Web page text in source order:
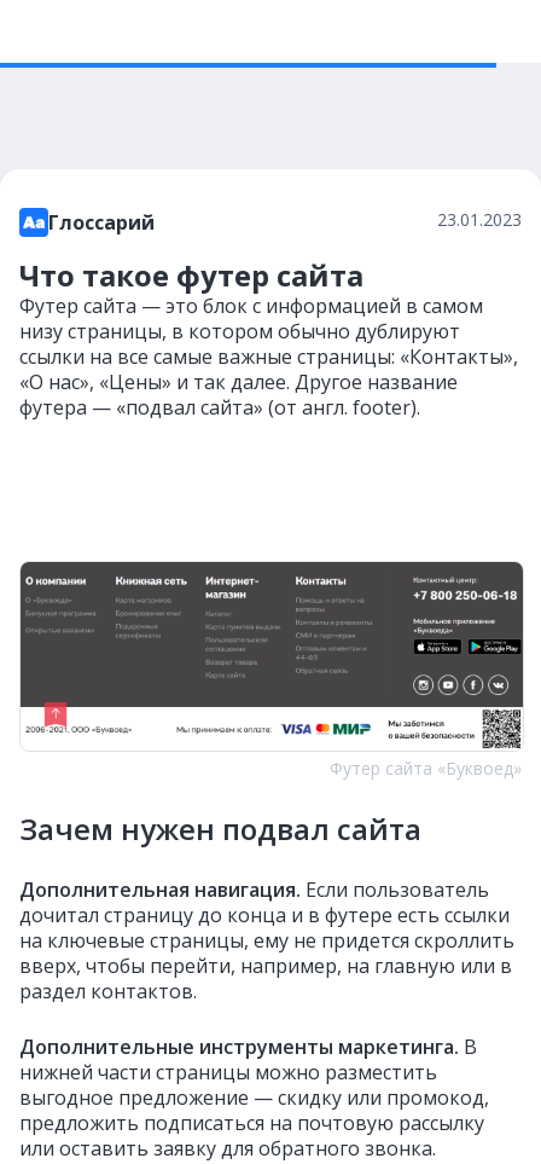
Глоссарий 23.01.2023
Что такое футер сайта
Футер сайта — это блок с информацией в самом
низу страницы, в котором обычно дублируют
ссылки на все самые важные страницы: «Контакты»,
«О нас», «Цены» и так далее. Другое название
футера — «подвал сайта» (от англ. footer).
Футер сайта «Буквоед»
Зачем нужен подвал сайта
Дополнительная навигация. Если пользователь
дочитал страницу до конца и в футере есть ссылки
на ключевые страницы, ему не придется скроллить
вверх, чтобы перейти, например, на главную или в
раздел контактов.
Дополнительные инструменты маркетинга. В
нижней части страницы можно разместить
выгодное предложение — скидку или промокод,
предложить подписаться на почтовую рассылку
или оставить заявку для обратного звонка.